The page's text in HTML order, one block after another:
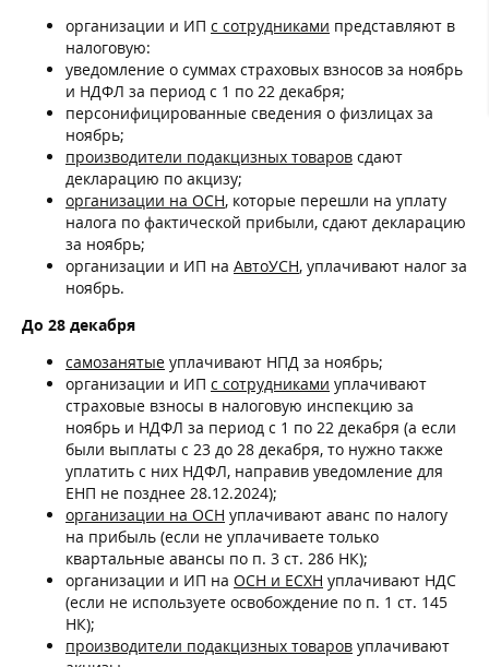
организации и ИП с сотрудниками представляют в
налоговую:
уведомление о суммах страховых взносов за ноябрь
и НДФЛ за период с 1 по 22 декабря;
персонифицированные сведения о физлицах за
ноябрь;
производители подакцизных товаров сдают
декларацию по акцизу;
организации на ОСН, которые перешли на уплату
налога по фактической прибыли, сдают декларацию
за ноябрь;
организации и ИП на АвтоУСН, уплачивают налог за
ноябрь.
До 28 декабря
самозанятые уплачивают НПД за ноябрь;
организации и ИП с сотрудниками уплачивают
страховые взносы в налоговую инспекцию за
ноябрь и НДФЛ за период с 1 по 22 декабря (а если
были выплаты с 23 до 28 декабря, то нужно также
уплатить с них НДФЛ, направив уведомление для
ЕНП не позднее 28.12.2024);
организации на ОСН уплачивают аванс по налогу
на прибыль (если не уплачиваете только
квартальные авансы по п. 3 ст. 286 НК);
организации и ИП на ОСН и ЕСХН уплачивают НДС
(если не используете освобождение по п. 1 ст. 145
НК);
производители подакцизных товаров уплачивают